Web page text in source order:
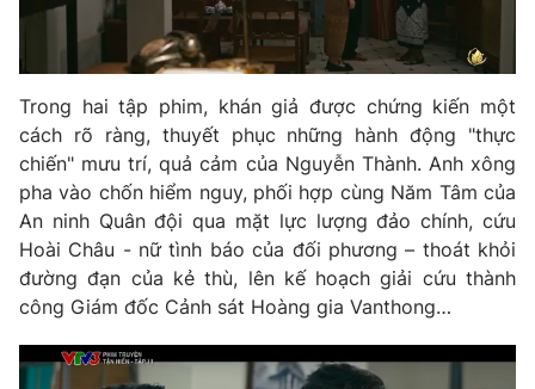
Trong hai tập phim, khán giả được chứng kiến một
cách rõ ràng, thuyết phục những hành động "thực
chiến" mưu trí, quả cảm của Nguyễn Thành. Anh xông
pha vào chốn hiểm nguy, phối hợp cùng Năm Tâm của
An ninh Quân đội qua mặt lực lượng đảo chính, cứu
Hoài Châu - nữ tình báo của đối phương – thoát khỏi
đường đạn của kẻ thù, lên kế hoạch giải cứu thành
công Giám đốc Cảnh sát Hoàng gia Vanthong…